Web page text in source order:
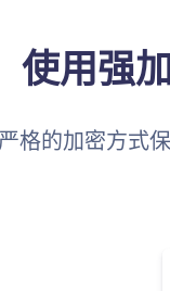
使用强
格的加密方式